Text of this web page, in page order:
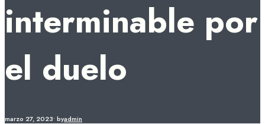
interminable por
el duelo
marzo 27, 2023• byadmin